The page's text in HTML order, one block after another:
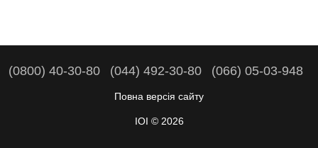
(0800) 40-30-80 (044) 492-30-80 (066) 05-03-948
Повна версія сайту
IOI © 2026